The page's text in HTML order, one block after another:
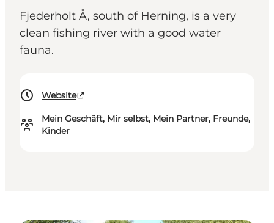
Fjederholt Å, south of Herning, is a very
clean fishing river with a good water
fauna.
Website
Mein Geschäft, Mir selbst, Mein Partner, Freunde,
Kinder